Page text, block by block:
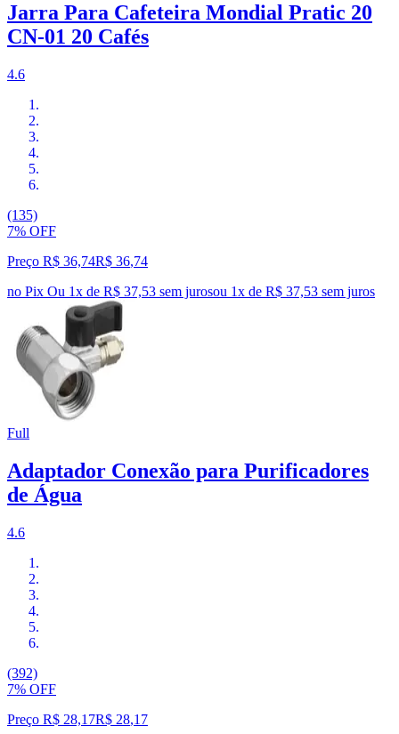
Jarra Para Cafeteira Mondial Pratic 20
CN-01 20 Cafés
4.6
(135)
7% OFF
Preço R$ 36,74R$ 36,74
no Pix Ou 1x de R$ 37,53 sem jurosou 1x de R$ 37,53 sem juros
Full
Adaptador Conexão para Purificadores
de Água
4.6
(392)
7% OFF
Preço R$ 28,17R$ 28,17